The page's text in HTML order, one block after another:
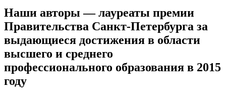
Наши авторы — лауреаты премии
Правительства Санкт-Петербурга за
выдающиеся достижения в области
высшего и среднего
профессионального образования в 2015
году